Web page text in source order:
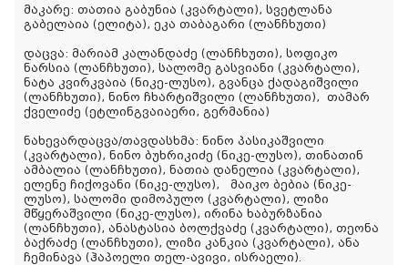
მაკარე: თათია გაბუნია (კვარტალი), სვეტლანა
გაბელაია (ელიტა), ეკა თაბაგარი (ლანჩხუთი)
დაცვა: მარიამ კალანდაძე (ლანჩხუთი), სოფიკო
ნარსია (ლანჩხუთი), სალომე გასვიანი (კვარტალი),
ნატა კვირკვაია (ნიკე-ლუსო), გვანცა ქადაგიშვილი
(ლანჩხუთი), ნინო ჩხარტიშვილი (ლანჩხუთი), თამარ
ქველიძე (ეტლინგვაიაერი, გერმანია)
ნახევარდაცვა/თავდასხმა: ნინო პასიკაშვილი
(კვარტალი), ნინო ბუხრიკიძე (ნიკე-ლუსო), თინათინ
ამბალია (ლანჩხუთი), ნათია დანელია (კვარტალი),
ელენე ჩიქოვანი (ნიკე-ლუსო), მაიკო ბებია (ნიკე-
ლუსო), სალომი დიმოპულო (კვარტალი), ლიზი
მწყერაშვილი (ნიკე-ლუსო), ირინა ხაბურზანია
(ლანჩხუთი), ანასტასია ბოლქვაძე (კვარტალი), თეონა
ბაქრაძე (ლანჩხუთი), ლიზი კანკია (კვარტალი), ანა
ჩემინავა (ჰაპოელი თელ-ავივი, ისრაელი).